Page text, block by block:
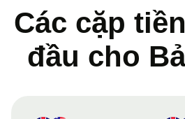
Các cặp
đầu cho